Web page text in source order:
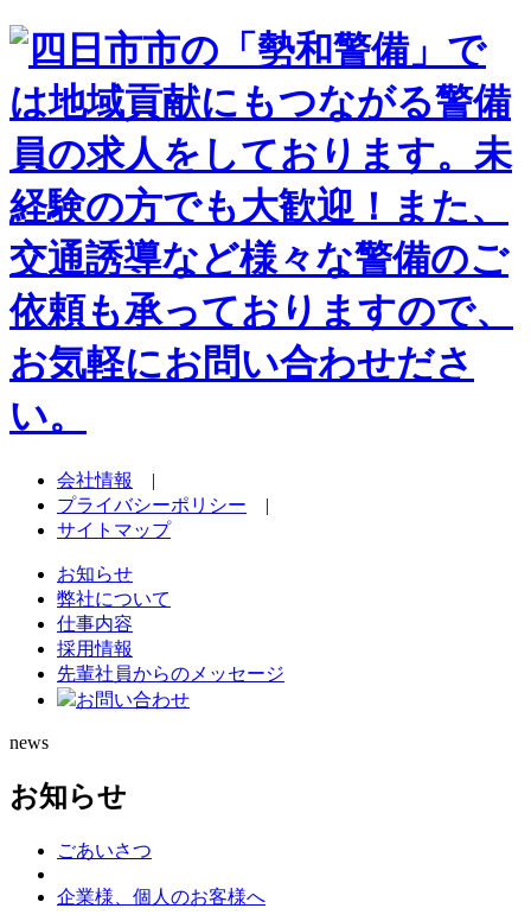
会社情報
|
プライバシーポリシー |
サイトマップ
お知らせ
弊社について
仕事内容
採用情報
先輩社員からのメッセージ
お問い合わせ
news
お知らせ
ごあいさつ
企業様、個人のお客様へ